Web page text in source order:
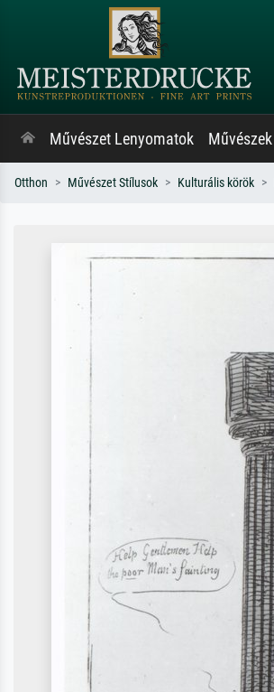
Művészet Lenyomatok Művészek
Otthon Művészet Stílusok Kulturális körök